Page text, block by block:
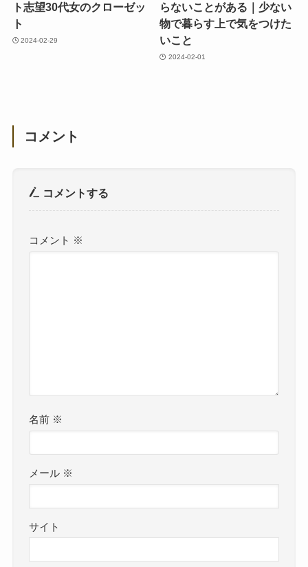
ト志望30代女のクローゼッ
ト
2024-02-29
らないことがある｜少ない
物で暮らす上で気をつけた
いこと
2024-02-01
コメント
コメントする
コメント ※
名前 ※
メール ※
サイト